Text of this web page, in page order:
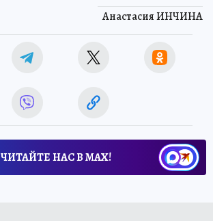
Анастасия ИНЧИНА
ЧИТАЙТЕ НАС В МАХ!